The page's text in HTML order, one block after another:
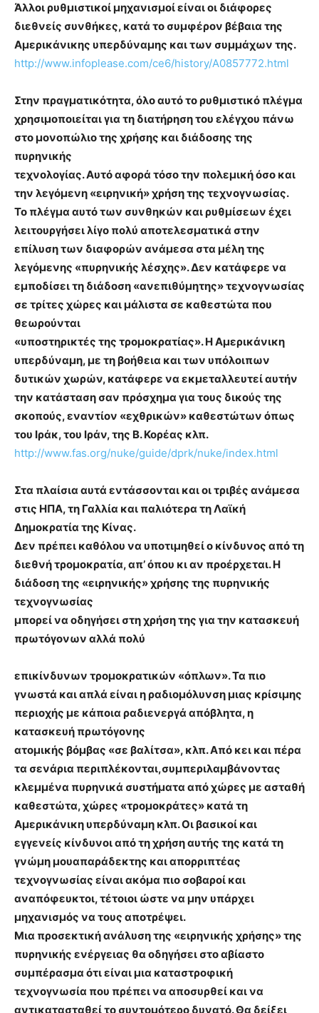
Άλλοι ρυθμιστικοί μηχανισμοί είναι οι διάφορες
διεθνείς συνθήκες, κατά το συμφέρον βέβαια της
Αμερικάνικης υπερδύναμης και των συμμάχων της.
http://www.infoplease.com/ce6/history/A0857772.html
Στην πραγματικότητα, όλο αυτό το ρυθμιστικό πλέγμα
χρησιμοποιείται για τη διατήρηση του ελέγχου πάνω
στο μονοπώλιο της χρήσης και διάδοσης της
πυρηνικής
τεχνολογίας. Αυτό αφορά τόσο την πολεμική όσο και
την λεγόμενη «ειρηνική» χρήση της τεχνογνωσίας.
Το πλέγμα αυτό των συνθηκών και ρυθμίσεων έχει
λειτουργήσει λίγο πολύ αποτελεσματικά στην
επίλυση των διαφορών ανάμεσα στα μέλη της
λεγόμενης «πυρηνικής λέσχης». Δεν κατάφερε να
εμποδίσει τη διάδοση «ανεπιθύμητης» τεχνογνωσίας
σε τρίτες χώρες και μάλιστα σε καθεστώτα που
θεωρούνται
«υποστηρικτές της τρομοκρατίας». Η Αμερικάνικη
υπερδύναμη, με τη βοήθεια και των υπόλοιπων
δυτικών χωρών, κατάφερε να εκμεταλλευτεί αυτήν
την κατάσταση σαν πρόσχημα για τους δικούς της
σκοπούς, εναντίον «εχθρικών» καθεστώτων όπως
του Ιράκ, του Ιράν, της Β. Κορέας κλπ.
http://www.fas.org/nuke/guide/dprk/nuke/index.html
Στα πλαίσια αυτά εντάσσονται και οι τριβές ανάμεσα
στις ΗΠΑ, τη Γαλλία και παλιότερα τη Λαϊκή
Δημοκρατία της Κίνας.
Δεν πρέπει καθόλου να υποτιμηθεί ο κίνδυνος από τη
διεθνή τρομοκρατία, απ’ όπου κι αν προέρχεται. Η
διάδοση της «ειρηνικής» χρήσης της πυρηνικής
τεχνογνωσίας
μπορεί να οδηγήσει στη χρήση της για την κατασκευή
πρωτόγονων αλλά πολύ
επικίνδυνων τρομοκρατικών «όπλων». Τα πιο
γνωστά και απλά είναι η ραδιομόλυνσημιας κρίσιμης
περιοχής με κάποια ραδιενεργά απόβλητα, η
κατασκευή πρωτόγονης
ατομικής βόμβας «σε βαλίτσα», κλπ. Από κει και πέρα
τα σενάρια περιπλέκονται,συμπεριλαμβάνοντας
κλεμμένα πυρηνικά συστήματα από χώρες με ασταθή
καθεστώτα, χώρες «τρομοκράτες» κατά τη
Αμερικάνικη υπερδύναμη κλπ. Οι βασικοί και
εγγενείς κίνδυνοι από τη χρήση αυτής της κατά τη
γνώμη μουαπαράδεκτης και απορριπτέας
τεχνογνωσίας είναι ακόμα πιο σοβαροί και
αναπόφευκτοι, τέτοιοι ώστε να μην υπάρχει
μηχανισμός να τους αποτρέψει.
Μια προσεκτική ανάλυση της «ειρηνικής χρήσης» της
πυρηνικής ενέργειας θα οδηγήσει στο αβίαστο
συμπέρασμα ότι είναι μια καταστροφική
τεχνογνωσία που πρέπει να αποσυρθεί και να
αντικατασταθεί το συντομότερο δυνατό. Θα δείξει